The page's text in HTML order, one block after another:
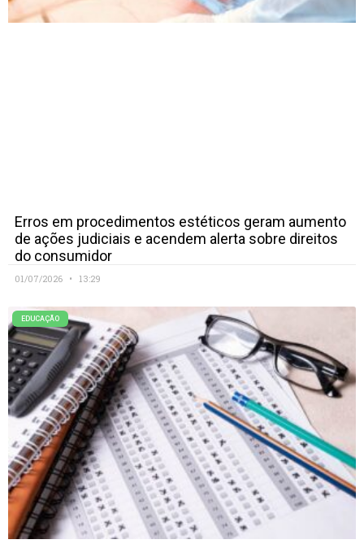
Erros em procedimentos estéticos geram aumento
de ações judiciais e acendem alerta sobre direitos
do consumidor
01/07/2026 13:29
EDUCAÇÃO